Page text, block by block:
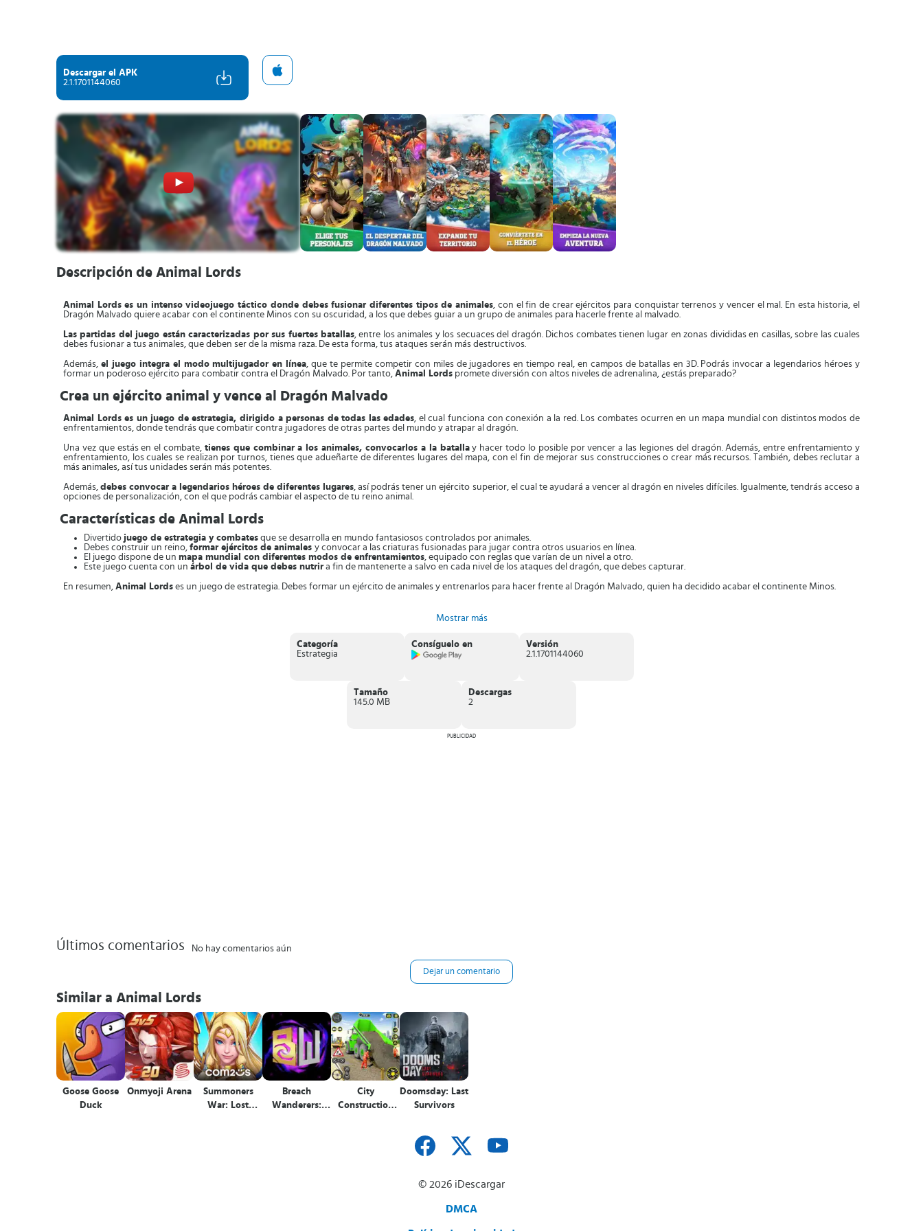
Descargar el APK
2.1.1701144060
Descripción de Animal Lords
Animal Lords es un intenso videojuego táctico donde debes fusionar diferentes tipos de animales, con el fin de crear ejércitos para conquistar terrenos y vencer el mal. En esta historia, el
Dragón Malvado quiere acabar con el continente Minos con su oscuridad, a los que debes guiar a un grupo de animales para hacerle frente al malvado.
Las partidas del juego están caracterizadas por sus fuertes batallas, entre los animales y los secuaces del dragón. Dichos combates tienen lugar en zonas divididas en casillas, sobre las cuales
debes fusionar a tus animales, que deben ser de la misma raza. De esta forma, tus ataques serán más destructivos.
Además, el juego integra el modo multijugador en línea, que te permite competir con miles de jugadores en tiempo real, en campos de batallas en 3D. Podrás invocar a legendarios héroes y
formar un poderoso ejército para combatir contra el Dragón Malvado. Por tanto, Animal Lords promete diversión con altos niveles de adrenalina, ¿estás preparado?
Crea un ejército animal y vence al Dragón Malvado
Animal Lords es un juego de estrategia, dirigido a personas de todas las edades, el cual funciona con conexión a la red. Los combates ocurren en un mapa mundial con distintos modos de
enfrentamientos, donde tendrás que combatir contra jugadores de otras partes del mundo y atrapar al dragón.
Una vez que estás en el combate, tienes que combinar a los animales, convocarlos a la batallay hacer todo lo posible por vencer a las legiones del dragón. Además, entre enfrentamiento y
enfrentamiento, los cuales se realizan por turnos, tienes que adueñarte de diferentes lugares del mapa, con el fin de mejorar sus construcciones o crear más recursos. También, debes reclutar a
más animales, así tus unidades serán más potentes.
Además,debes convocar a legendarios héroes de diferentes lugares, así podrás tener un ejército superior, el cual te ayudará a vencer al dragón en niveles difíciles. Igualmente, tendrás acceso a
opciones de personalización, con el que podrás cambiar el aspecto de tu reino animal.
Características de Animal Lords
Divertido juego de estrategia y combates que se desarrolla en mundo fantasiosos controlados por animales.
Debes construir un reino, formar ejércitos de animales y convocar a las criaturas fusionadas para jugar contra otros usuarios en línea.
El juego dispone de un mapa mundial con diferentes modos de enfrentamientos, equipado con reglas que varían de un nivel a otro.
Este juego cuenta con un árbol de vida que debes nutrir a fin de mantenerte a salvo en cada nivel de los ataques del dragón, que debes capturar.
En resumen, Animal Lords es un juego de estrategia. Debes formar un ejército de animales y entrenarlos para hacer frente al Dragón Malvado, quien ha decidido acabar el continente Minos.
Mostrar más
Categoría
Estrategia
Consíguelo en
Versión
2.1.1701144060
Tamaño
145.0 MB
Descargas
2
PUBLICIDAD
Últimos comentarios No hay comentarios aún
Dejar un comentario
Similar a Animal Lords
Goose Goose
Duck
Onmyoji Arena
Summoners
War: Lost
Breach
Wanderers:
City
Construction
Doomsday: Last
Survivors
© 2026 iDescargar
DMCA